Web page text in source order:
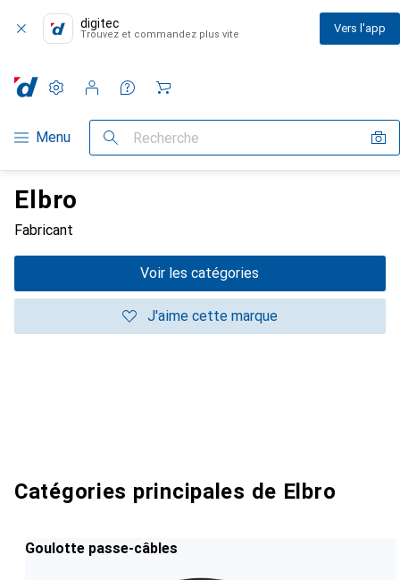
digitec
Trouvez et commandez plus vite Vers l'app
Navigation par catégorie
Menu Recherche
Paramètres
Compte client
Listes de comparaison
Listes d'envies
Panier
Elbro
Fabricant
Voir les catégories
J'aime cette marque
Catégories principales de Elbro
Goulotte passe-câbles